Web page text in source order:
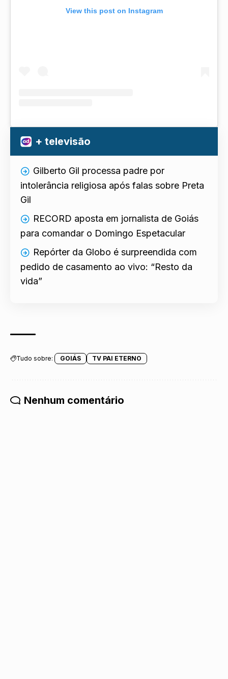
View this post on Instagram
+ televisão
Gilberto Gil processa padre por
intolerância religiosa após falas sobre Preta
Gil
RECORD aposta em jornalista de Goiás
para comandar o Domingo Espetacular
Repórter da Globo é surpreendida com
pedido de casamento ao vivo: “Resto da
vida”
Tudo sobre: GOIÁS TV PAI ETERNO
Nenhum comentário